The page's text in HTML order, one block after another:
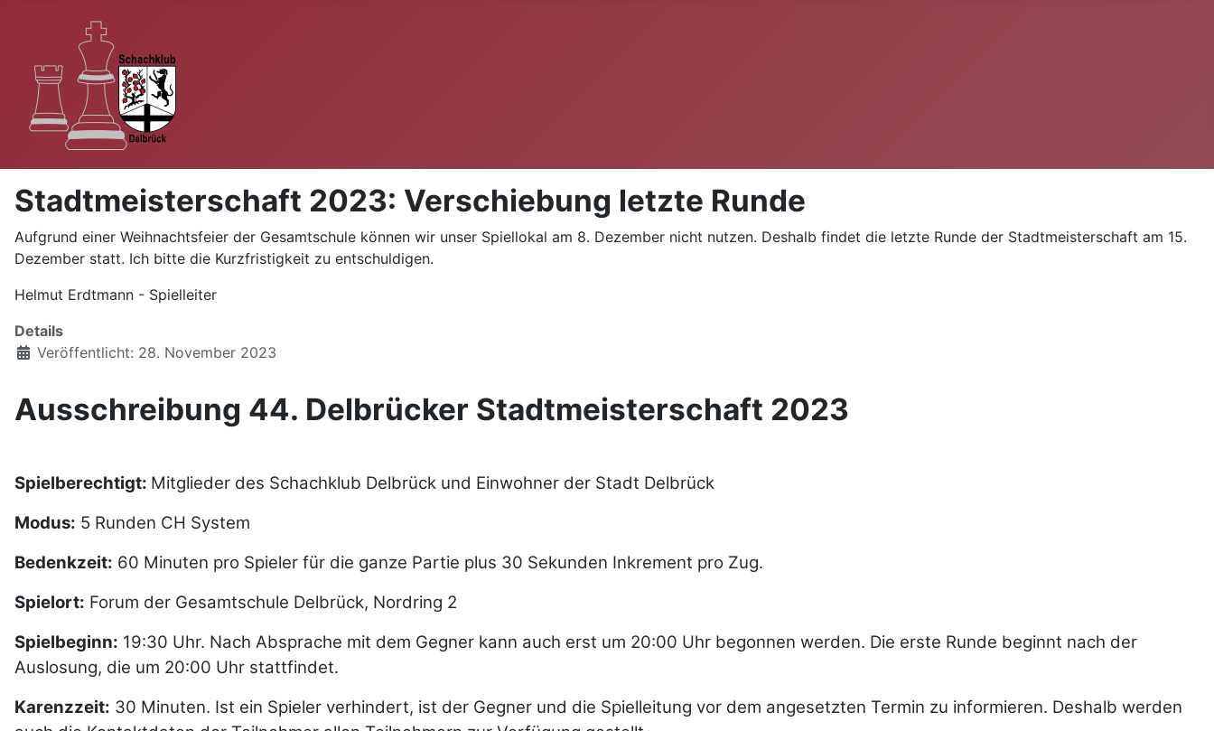
Stadtmeisterschaft 2023: Verschiebung letzte Runde
Aufgrund einer Weihnachtsfeier der Gesamtschule können wir unser Spiellokal am 8. Dezember nicht nutzen. Deshalb findet die letzte Runde der Stadtmeisterschaft am 15.
Dezember statt. Ich bitte die Kurzfristigkeit zu entschuldigen.
Helmut Erdtmann - Spielleiter
Details
Veröffentlicht: 28. November 2023
Ausschreibung 44. Delbrücker Stadtmeisterschaft 2023
Spielberechtigt: Mitglieder des Schachklub Delbrück und Einwohner der Stadt Delbrück
Modus: 5 Runden CH System
Bedenkzeit: 60 Minuten pro Spieler für die ganze Partie plus 30 Sekunden Inkrement pro Zug.
Spielort: Forum der Gesamtschule Delbrück, Nordring 2
Spielbeginn: 19:30 Uhr. Nach Absprache mit dem Gegner kann auch erst um 20:00 Uhr begonnen werden. Die erste Runde beginnt nach der
Auslosung, die um 20:00 Uhr stattfindet.
Karenzzeit: 30 Minuten. Ist ein Spieler verhindert, ist der Gegner und die Spielleitung vor dem angesetzten Termin zu informieren. Deshalb werden